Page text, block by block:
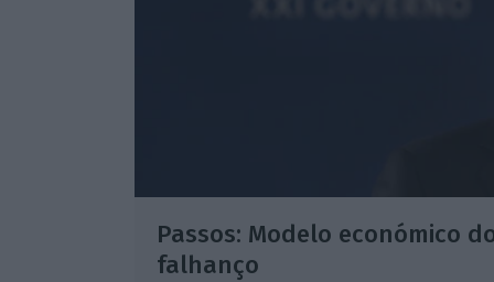
Passos: Modelo económico
falhanço